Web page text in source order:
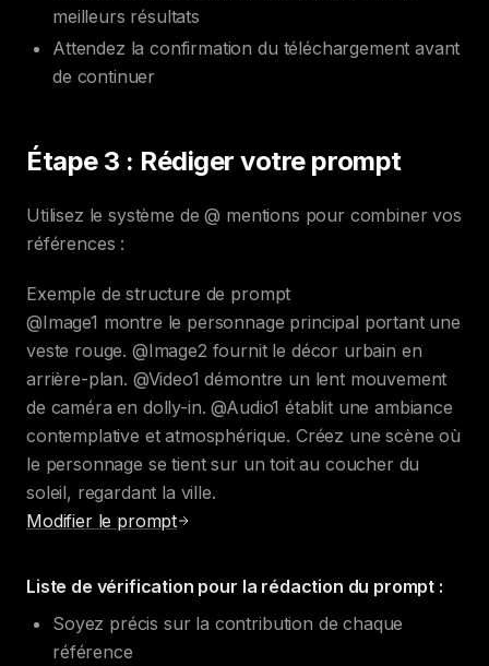
meilleurs résultats
Attendez la confirmation du téléchargement avant
de continuer
Étape 3 : Rédiger votre prompt
Utilisez le système de @ mentions pour combiner vos
références :
Exemple de structure de prompt
@Image1 montre le personnage principal portant une
veste rouge. @Image2 fournit le décor urbain en
arrière-plan. @Video1 démontre un lent mouvement
de caméra en dolly-in. @Audio1 établit une ambiance
contemplative et atmosphérique. Créez une scène où
le personnage se tient sur un toit au coucher du
soleil, regardant la ville.
Modifier le prompt
Liste de vérification pour la rédaction du prompt :
Soyez précis sur la contribution de chaque
référence